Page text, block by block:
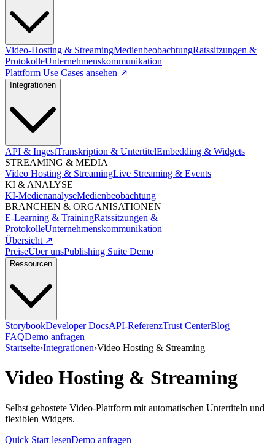
Video-Hosting & StreamingMedienbeobachtungRatssitzungen &
ProtokolleUnternehmenskommunikation
Plattform Use Cases ansehen ↗
Integrationen
API & IngestTranskription & UntertitelEmbedding & Widgets
STREAMING & MEDIA
Video Hosting & StreamingLive Streaming & Events
KI & ANALYSE
KI-MedienanalyseMedienbeobachtung
BRANCHEN & ORGANISATIONEN
E-Learning & TrainingRatssitzungen &
ProtokolleUnternehmenskommunikation
Übersicht ↗
PreiseÜber unsPublishing Suite Demo
Ressourcen
StorybookDeveloper DocsAPI-ReferenzTrust CenterBlog
FAQDemo anfragen
Startseite›Integrationen›Video Hosting & Streaming
Video Hosting & Streaming
Selbst gehostete Video-Plattform mit automatischen Untertiteln und
flexiblen Widgets.
Quick Start lesenDemo anfragen